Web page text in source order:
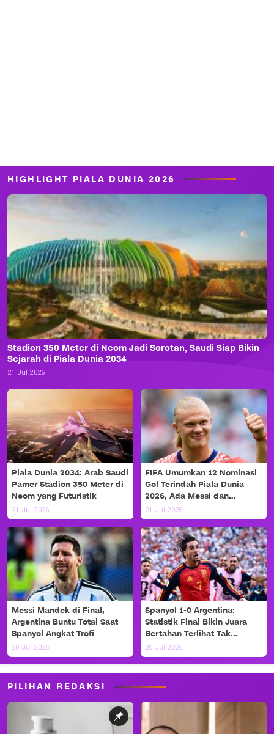
HIGHLIGHT PIALA DUNIA 2026
Stadion 350 Meter di Neom Jadi Sorotan, Saudi Siap Bikin
Sejarah di Piala Dunia 2034
21 Jul 2026
Piala Dunia 2034: Arab Saudi
Pamer Stadion 350 Meter di
Neom yang Futuristik
21 Jul 2026
FIFA Umumkan 12 Nominasi
Gol Terindah Piala Dunia
2026, Ada Messi dan
Haaland!
21 Jul 2026
Messi Mandek di Final,
Argentina Buntu Total Saat
Spanyol Angkat Trofi
20 Jul 2026
Spanyol 1-0 Argentina:
Statistik Final Bikin Juara
Bertahan Terlihat Tak
Berdaya
20 Jul 2026
PILIHAN REDAKSI